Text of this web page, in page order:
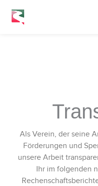
Als Verein, der seine
Förderungen und
unsere Arbeit
Ihr im folgenden